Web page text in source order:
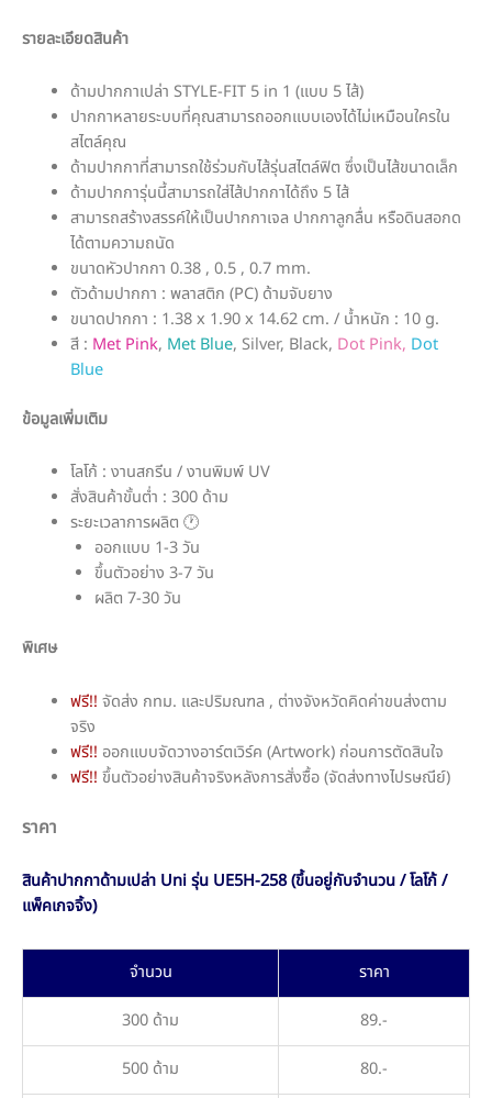
รายละเอียดสินค้า
ด้ามปากกาเปล่า STYLE-FIT 5 in 1 (แบบ 5 ไส้)
ปากกาหลายระบบที่คุณสามารถออกแบบเองได้ไม่เหมือนใครใน
สไตล์คุณ
ด้ามปากกาที่สามารถใช้ร่วมกับไส้รุ่นสไตล์ฟิต ซึ่งเป็นไส้ขนาดเล็ก
ด้ามปากการุ่นนี้สามารถใส่ไส้ปากกาได้ถึง 5 ไส้
สามารถสร้างสรรค์ให้เป็นปากกาเจล ปากกาลูกลื่น หรือดินสอกด
ได้ตามความถนัด
ขนาดหัวปากกา 0.38 , 0.5 , 0.7 mm.
ตัวด้ามปากกา : พลาสติก (PC) ด้ามจับยาง
ขนาดปากกา : 1.38 x 1.90 x 14.62 cm. / น้ำหนัก : 10 g.
สี : Met Pink, Met Blue, Silver, Black, Dot Pink, Dot
Blue
ข้อมูลเพิ่มเติม
โลโก้ : งานสกรีน / งานพิมพ์ UV
สั่งสินค้าขั้นต่ำ : 300 ด้าม
ระยะเวลาการผลิต 🕐
ออกแบบ 1-3 วัน
ขึ้นตัวอย่าง 3-7 วัน
ผลิต 7-30 วัน
พิเศษ
ฟรี!! จัดส่ง กทม. และปริมณฑล , ต่างจังหวัดคิดค่าขนส่งตาม
จริง
ฟรี!! ออกแบบจัดวางอาร์ตเวิร์ค (Artwork) ก่อนการตัดสินใจ
ฟรี!! ขึ้นตัวอย่างสินค้าจริงหลังการสั่งซื้อ (จัดส่งทางไปรษณีย์)
ราคา
สินค้าปากกาด้ามเปล่า Uni รุ่น UE5H-258 (ขึ้นอยู่กับจำนวน / โลโก้ /
แพ็คเกจจิ้ง)
จำนวน
ราคา
300 ด้าม
89.-
500 ด้าม
80.-